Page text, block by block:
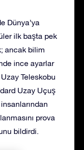
Dünya’ya
ilk başta pek
ancak bilim
ince ayarlar
Teleskobu
Uzay Uçuş
prova
bildirdi.